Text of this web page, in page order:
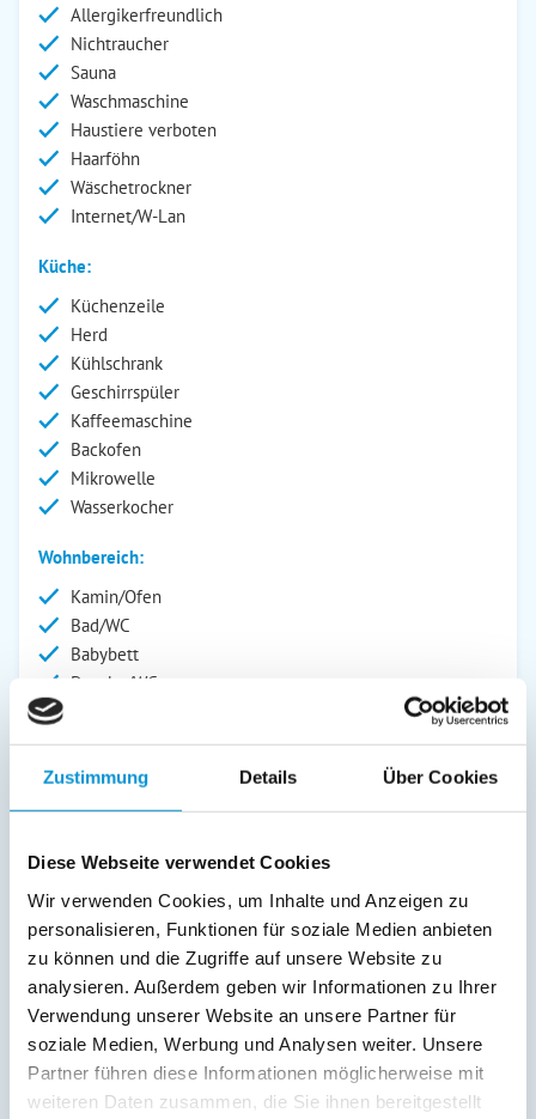
Zustimmung Details Über Cookies
Diese Webseite verwendet Cookies
Wir verwenden Cookies, um Inhalte und Anzeigen zu
personalisieren, Funktionen für soziale Medien anbieten
zu können und die Zugriffe auf unsere Website zu
analysieren. Außerdem geben wir Informationen zu Ihrer
Verwendung unserer Website an unsere Partner für
soziale Medien, Werbung und Analysen weiter. Unsere
Partner führen diese Informationen möglicherweise mit
weiteren Daten zusammen, die Sie ihnen bereitgestellt
Allergikerfreundlich
Nichtraucher
Sauna
Waschmaschine
Haustiere verboten
Haarföhn
Wäschetrockner
Internet/W-Lan
Küche:
Küchenzeile
Herd
Kühlschrank
Geschirrspüler
Kaffeemaschine
Backofen
Mikrowelle
Wasserkocher
Wohnbereich:
Kamin/Ofen
Bad/WC
Babybett
Dusche/WC
Fernseher
Kinderhochstuhl
Außenanlage:
Garten/Liegewiese
Service:
Verpflegung: